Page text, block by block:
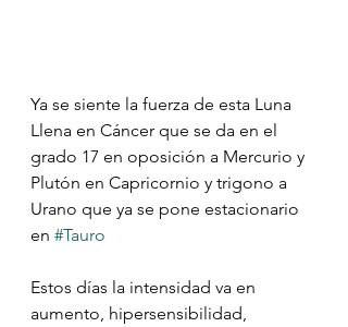
Ya se siente la fuerza de esta Luna
Llena en Cáncer que se da en el
grado 17 en oposición a Mercurio y
Plutón en Capricornio y trigono a
Urano que ya se pone estacionario
en #Tauro
Estos días la intensidad va en
aumento, hipersensibilidad,